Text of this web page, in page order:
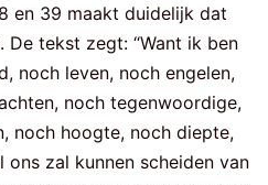
en 39 maakt duidelijk dat
De tekst zegt: “Want ik ben
noch leven, noch engelen,
noch tegenwoordige,
noch hoogte, noch diepte,
ons zal kunnen scheiden van